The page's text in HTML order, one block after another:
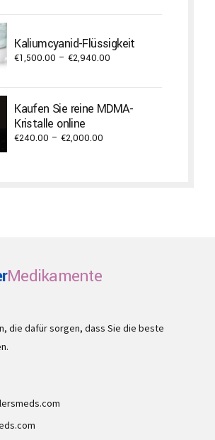
Kaliumcyanid-Flüssigkeit
€1,500.00 – €2,940.00
through
€2,940.00
Kaufen Sie reine MDMA-
Kristalle online
€240.00 – €2,000.00
Medikamente
die dafür sorgen, dass Sie die beste